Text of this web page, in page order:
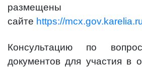
сайте https://
Консультацию по
документов для участия в